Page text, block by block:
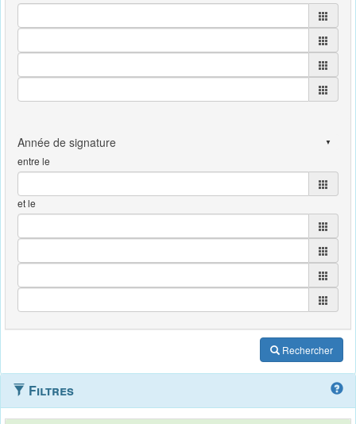
entre le
et le
Rechercher
Filtres